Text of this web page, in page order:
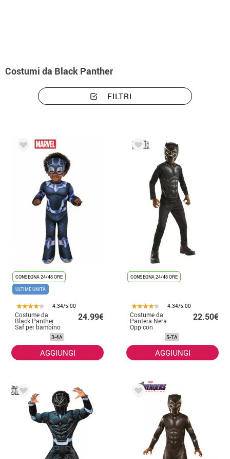
Costumi da Black Panther
FILTRI
CONSEGNA 24/48 ORE
ULTIME UNITÀ
4.34/5.00
Costume da
Black Panther
Saf per bambino
24.99€
3-4A
AGGIUNGI
CONSEGNA 24/48 ORE
4.34/5.00
Costume da
Pantera Nera
Opp con
maschera per
22.50€
5-7A
AGGIUNGI